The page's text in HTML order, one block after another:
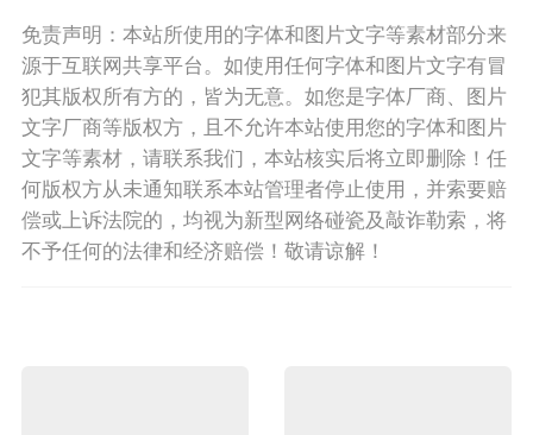
免责声明：本站所使用的字体和图片文字等素材部分来
源于互联网共享平台。如使用任何字体和图片文字有冒
犯其版权所有方的，皆为无意。如您是字体厂商、图片
文字厂商等版权方，且不允许本站使用您的字体和图片
文字等素材，请联系我们，本站核实后将立即删除！任
何版权方从未通知联系本站管理者停止使用，并索要赔
偿或上诉法院的，均视为新型网络碰瓷及敲诈勒索，将
不予任何的法律和经济赔偿！敬请谅解！